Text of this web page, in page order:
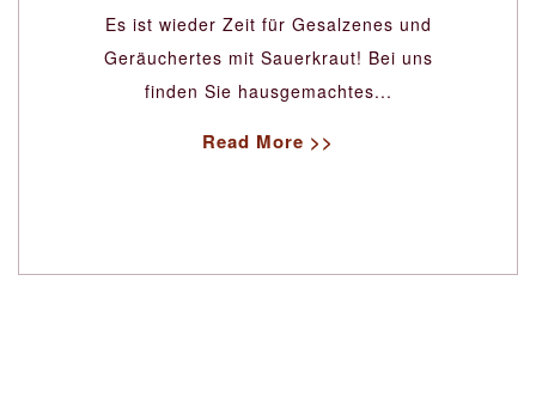
Es ist wieder Zeit für Gesalzenes und
Geräuchertes mit Sauerkraut! Bei uns
finden Sie hausgemachtes...
Read More >>